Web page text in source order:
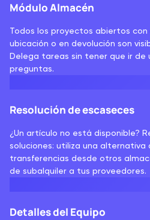
Módulo Almacén
Todos los proyectos abiertos
ubicación o en devolución son
Delega tareas sin tener que ir de
preguntas.
Resolución de escaseces
¿Un artículo no está disponible?
soluciones: utiliza una alternativa
transferencias desde otros
de subalquiler a tus proveedores.
Detalles del Equipo